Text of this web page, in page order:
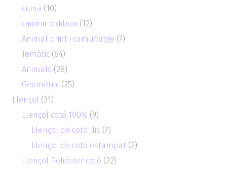
cuina (10)
caixmir o dibuix (12)
Animal print i camuflatge (7)
Temàtic (64)
Animals (28)
Geomètric (25)
Llençol (31)
Llençol cotó 100% (9)
Llençol de cotó llis (7)
Llençol de cotó estampat (2)
Llençol Polièster cotó (22)